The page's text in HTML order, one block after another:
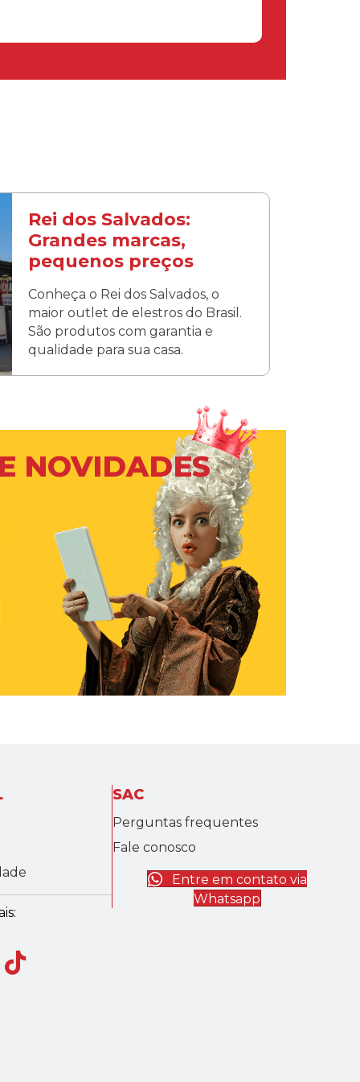
Rei dos Salvados:
Grandes marcas,
pequenos preços
Conheça o Rei dos Salvados, o
maior outlet de elestros do Brasil.
São produtos com garantia e
qualidade para sua casa.
NOVIDADES
SAC
Perguntas frequentes
Fale conosco
Entre em contato via
Whatsapp